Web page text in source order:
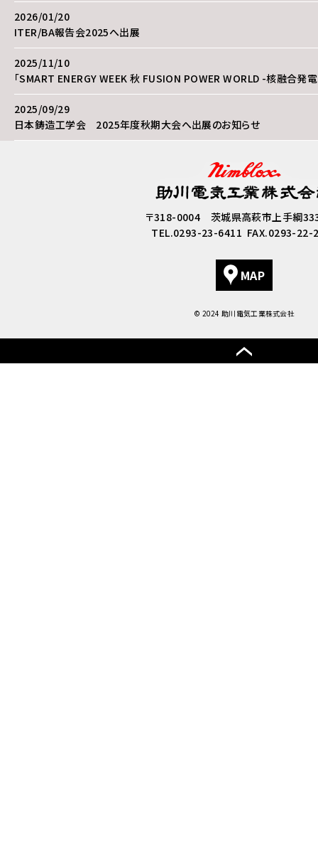
2026/01/20
ITER/BA報告会2025へ出展
2025/11/10
「SMART ENERGY WEEK 秋 FUSION POWER WORLD -核融合発電
2025/09/29
日本鋳造工学会 2025年度秋期大会へ出展のお知らせ
SMART ENERGY WEEK 秋 FUSION POWER WORLD -核融合発電
日本原子力学会 2025年秋の大会に出展
大阪・関西万博スペインパビリオンにて当社の溶融金属技術を紹介
〒318-0004 茨城県高萩市上手綱
TEL.0293-23-6411 FAX.0293-22-
MAP
© 2024 助川電気工業株式会社